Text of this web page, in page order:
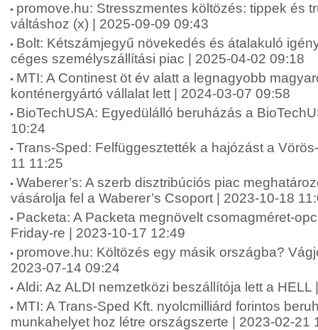
promove.hu: Stresszmentes költözés: tippek és
váltáshoz (x) | 2025-09-09 09:43
Bolt: Kétszámjegyű növekedés és átalakuló
céges személyszállítási piac | 2025-04-02 09:18
MTI: A Continest öt év alatt a legnagyobb
konténergyártó vállalat lett | 2024-03-07 09:58
BioTechUSA: Egyedülálló beruházás a
10:24
Trans-Sped: Felfüggesztették a hajózást a
11 11:25
Waberer’s: A szerb disztribúciós piac
vásárolja fel a Waberer’s Csoport | 2023-10-18
Packeta: A Packeta megnövelt csomagméret-
Friday-re | 2023-10-17 12:49
promove.hu: Költözés egy másik országba?
2023-07-14 09:24
Aldi: Az ALDI nemzetközi beszállítója lett a HELL
MTI: A Trans-Sped Kft. nyolcmilliárd forintos
munkahelyet hoz létre országszerte | 2023-02-21